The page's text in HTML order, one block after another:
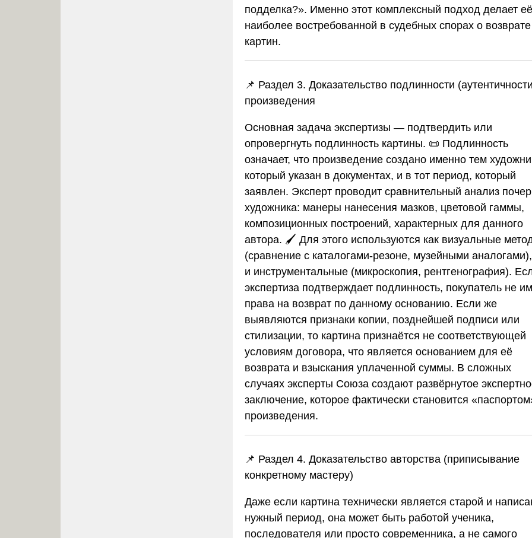
подделка?». Именно этот комплексный подход делает её
наиболее востребованной в судебных спорах о возврате
картин.
📌 Раздел 3. Доказательство подлинности
произведения
Основная задача экспертизы — подтвердить или
опровергнуть подлинность картины. 📜 Подлинность
означает, что произведение создано именно тем
который указан в документах, и в тот период, который
заявлен. Эксперт проводит сравнительный анализ
художника: манеры нанесения мазков, цветовой гаммы,
композиционных построений, характерных для данного
автора. 🖌️ Для этого используются как визуальные
(сравнение с каталогами-резоне, музейными
и инструментальные (микроскопия, рентгенография).
экспертиза подтверждает подлинность, покупатель не
права на возврат по данному основанию. Если же
выявляются признаки копии, позднейшей подписи или
стилизации, то картина признаётся не соответствующей
условиям договора, что является основанием для её
возврата и взыскания уплаченной суммы. В сложных
случаях эксперты Союза создают развёрнутое
заключение, которое фактически становится
произведения.
📌 Раздел 4. Доказательство авторства (приписывание
конкретному мастеру)
Даже если картина технически является старой и
нужный период, она может быть работой ученика,
последователя или просто современника, а не самого